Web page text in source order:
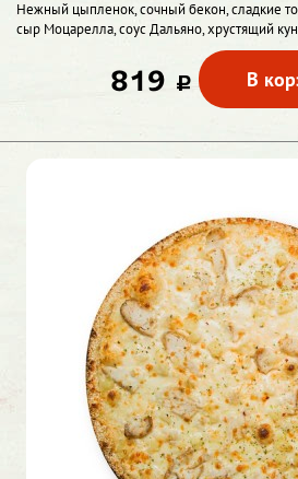
Нежный цыпленок, сочный бекон, сладкие
сыр Моцарелла, соус Дальяно, хрустящий
819 c В